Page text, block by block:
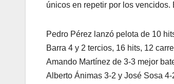
únicos en repetir por los
Pedro Pérez lanzó pelota de 10
Barra 4 y 2 tercios, 16 hits, 12
Amando Martínez de 3-3 mejor
Alberto Ánimas 3-2 y José Sosa